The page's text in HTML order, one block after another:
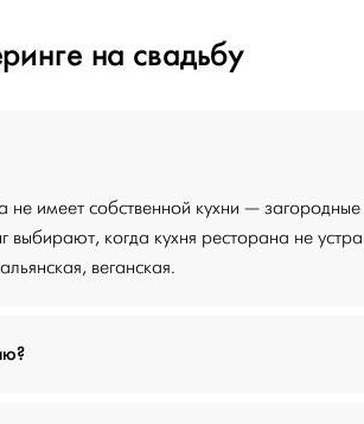
на свадьбу
не имеет собственной кухни —
выбирают, когда кухня ресторана не
веганская.